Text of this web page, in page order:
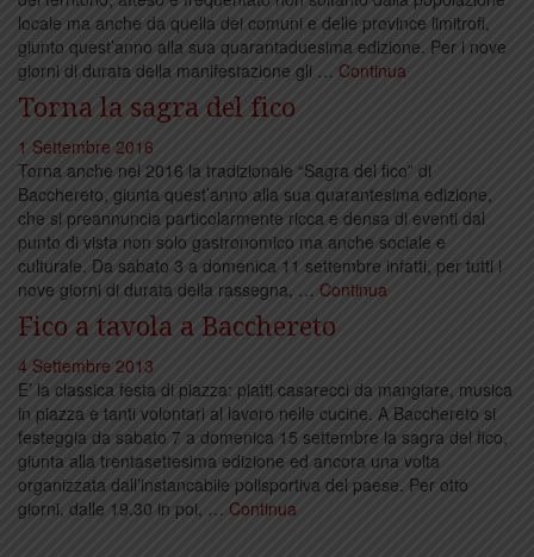
locale ma anche da quella dei comuni e delle province limitrofi,
giunto quest’anno alla sua quarantaduesima edizione. Per i nove
giorni di durata della manifestazione gli … Continua
Torna la sagra del fico
1 Settembre 2016
Torna anche nel 2016 la tradizionale “Sagra del fico” di
Bacchereto, giunta quest’anno alla sua quarantesima edizione,
che si preannuncia particolarmente ricca e densa di eventi dal
punto di vista non solo gastronomico ma anche sociale e
culturale. Da sabato 3 a domenica 11 settembre infatti, per tutti i
nove giorni di durata della rassegna, … Continua
Fico a tavola a Bacchereto
4 Settembre 2013
E’ la classica festa di piazza: piatti casarecci da mangiare, musica
in piazza e tanti volontari al lavoro nelle cucine. A Bacchereto si
festeggia da sabato 7 a domenica 15 settembre la sagra del fico,
giunta alla trentasettesima edizione ed ancora una volta
organizzata dall’instancabile polisportiva del paese. Per otto
giorni, dalle 19.30 in poi, … Continua